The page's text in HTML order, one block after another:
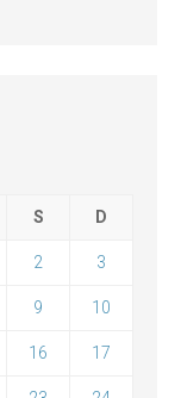
S D
2 3
9 10
16 17